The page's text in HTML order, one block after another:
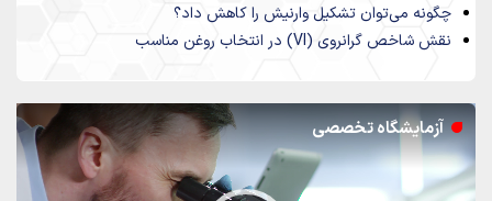
چگونه می‌توان تشکیل وارنیش را کاهش داد؟
نقش شاخص گرانروی (VI) در انتخاب روغن مناسب
آزمایشگاه تخصصی
نمایشگر
ویدیو